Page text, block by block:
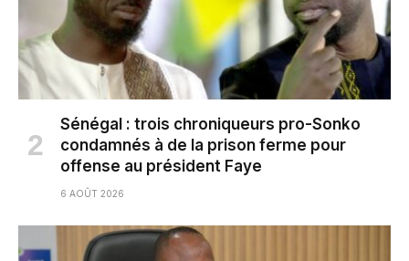
Sénégal : trois chroniqueurs pro-Sonko
condamnés à de la prison ferme pour
offense au président Faye
6 AOÛT 2026